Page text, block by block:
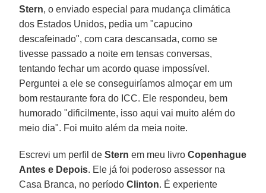
Stern, o enviado especial para mudança climática
dos Estados Unidos, pedia um "capucino
descafeinado", com cara descansada, como se
tivesse passado a noite em tensas conversas,
tentando fechar um acordo quase impossível.
Perguntei a ele se conseguiríamos almoçar em um
bom restaurante fora do ICC. Ele respondeu, bem
humorado "dificilmente, isso aqui vai muito além do
meio dia". Foi muito além da meia noite.
Escrevi um perfil deSternem meu livroCopenhague
Antes e Depois. Ele já foi poderoso assessor na
Casa Branca, no períodoClinton. É experiente